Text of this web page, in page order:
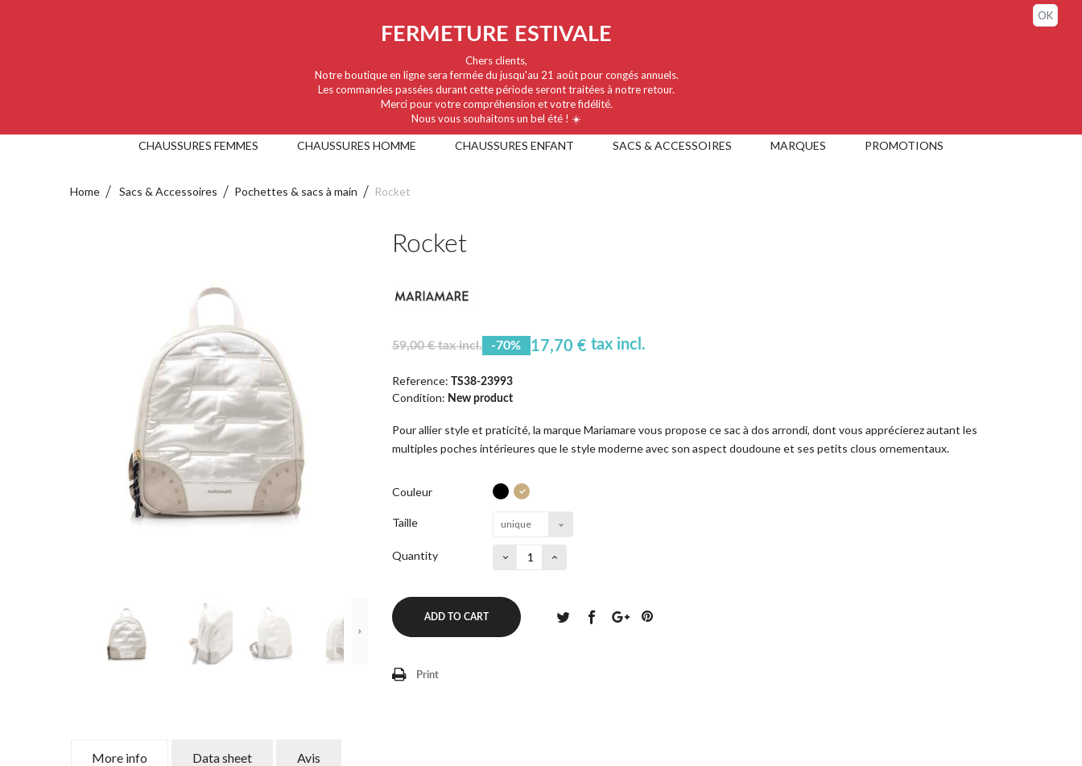
CHAUSSURES FEMMES CHAUSSURES HOMME CHAUSSURES ENFANT SACS & ACCESSOIRES MARQUES PROMOTIONS
FERMETURE ESTIVALE
Chers clients,
Notre boutique en ligne sera fermée du jusqu'au 21 août pour congés annuels.
Les commandes passées durant cette période seront traitées à notre retour.
Merci pour votre compréhension et votre fidélité.
Nous vous souhaitons un bel été ! ☀️
OK
Home Sacs & Accessoires Pochettes & sacs à main Rocket
Rocket
59,00 € tax incl. -70% 17,70 € tax incl.
Reference: TS38-23993
Condition: New product
Pour allier style et praticité, la marque Mariamare vous propose ce sac à dos arrondi, dont vous apprécierez autant les
multiples poches intérieures que le style moderne avec son aspect doudoune et ses petits clous ornementaux.
Couleur
Taille unique
Quantity
ADD TO CART
Print
More info Data sheet Avis